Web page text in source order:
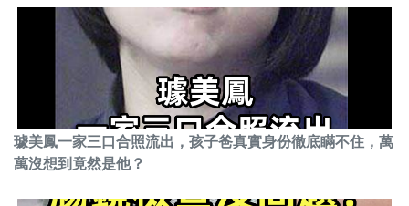
璩美鳳一家三口合照流出，孩子爸真實身份徹底瞞不住，萬
萬沒想到竟然是他？